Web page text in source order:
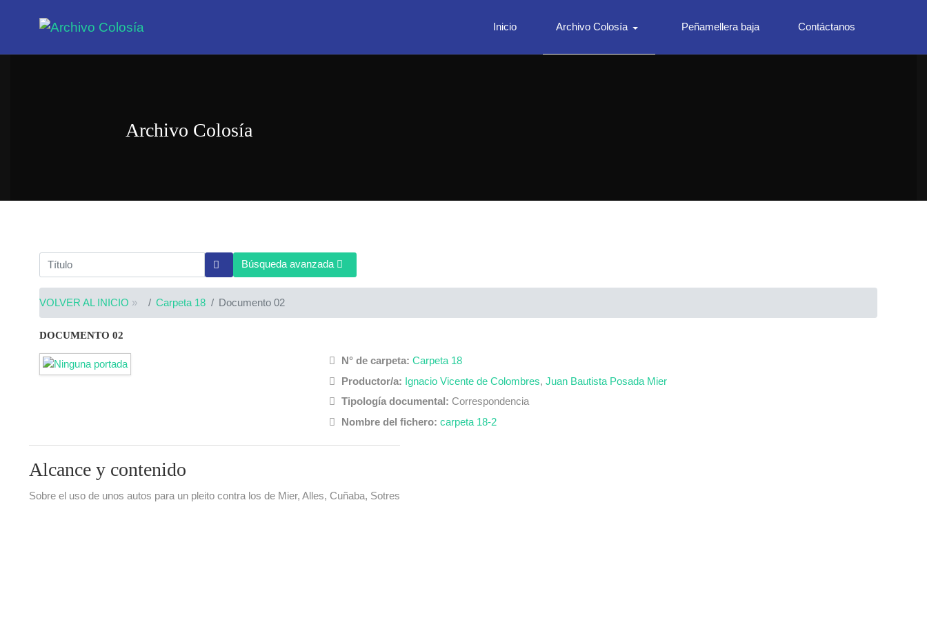
Inicio Archivo Colosía Peñamellera baja Contáctanos
Archivo Colosía
Búsqueda avanzada
VOLVER AL INICIO » Carpeta 18 Documento 02
DOCUMENTO 02
N° de carpeta: Carpeta 18
Productor/a: Ignacio Vicente de Colombres, Juan Bautista Posada Mier
Tipología documental: Correspondencia
Nombre del fichero: carpeta 18-2
Alcance y contenido
Sobre el uso de unos autos para un pleito contra los de Mier, Alles, Cuñaba, Sotres